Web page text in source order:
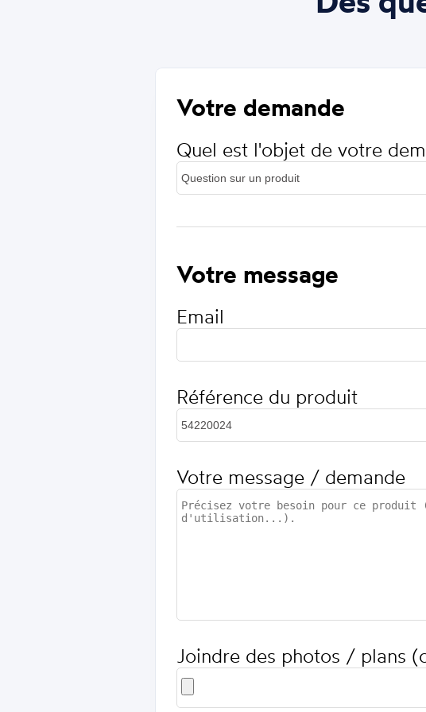
Votre demande
Quel est l'objet de votre
Votre message
Email
Référence du produit
Votre message / demande
Joindre des photos / plans